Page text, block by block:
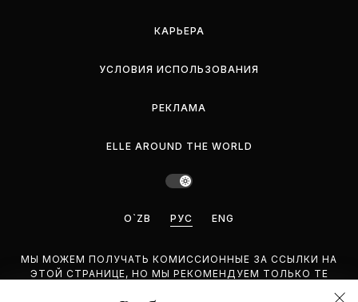
КАРЬЕРА
УСЛОВИЯ ИСПОЛЬЗОВАНИЯ
РЕКЛАМА
ELLE AROUND THE WORLD
O`ZB РУС ENG
МЫ МОЖЕМ ПОЛУЧАТЬ КОМИССИОННЫЕ ЗА ССЫЛКИ НА
ЭТОЙ СТРАНИЦЕ, НО МЫ РЕКОМЕНДУЕМ ТОЛЬКО ТЕ